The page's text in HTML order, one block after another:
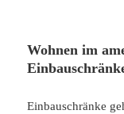
Wohnen im
Einbauschränke